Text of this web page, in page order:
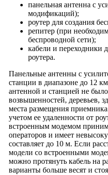
село Старое Тонино
село Старый Киструс
село Степановка
село Сушки
село Торчино
село Устрань
село Ушаково
село Фатьяновка
село Федотьево
село Шатрище
село Ярустово
панельная антенна с
модификаций);
роутер для создания
репитер (при
беспроводной сети);
кабели и переходники
роутера.
Панельные антенны с
станции в диапазоне до 12
антенной и станцией не
возвышенностей, деревьев,
места размещения
учетом ее удаленности от
встроенным модемом
операторов и имеет
составляет до 10 м. Если
модели со встроенными
можно протянуть кабель на
варианты больше весят и